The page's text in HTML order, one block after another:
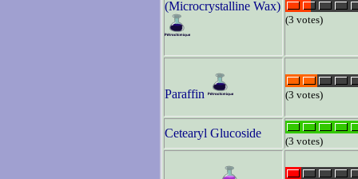
(Microcrystalline Wax)
(3 votes)
Paraffin (3 votes)
Cetearyl Glucoside
(3 votes)